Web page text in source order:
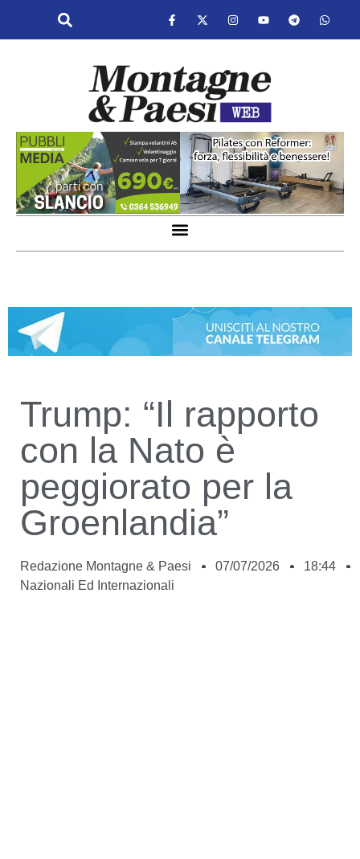
Trump: “Il rapporto
con la Nato è
peggiorato per la
Groenlandia”
Redazione Montagne & Paesi 07/07/2026
18:44
Nazionali Ed Internazionali